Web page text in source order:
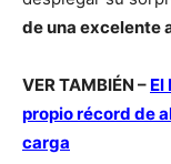
de una excelente
VER TAMBIÉN – El
propio récord de
carga